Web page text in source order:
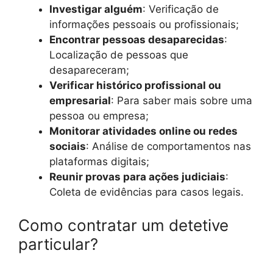
Investigar alguém: Verificação de
informações pessoais ou profissionais;
Encontrar pessoas desaparecidas:
Localização de pessoas que
desapareceram;
Verificar histórico profissional ou
empresarial: Para saber mais sobre uma
pessoa ou empresa;
Monitorar atividades online ou redes
sociais: Análise de comportamentos nas
plataformas digitais;
Reunir provas para ações judiciais:
Coleta de evidências para casos legais.
Como contratar um detetive
particular?